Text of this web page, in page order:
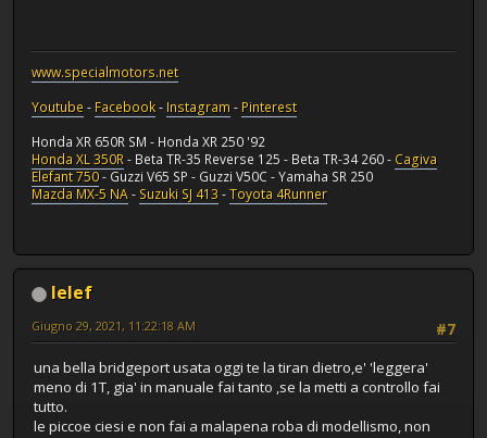
www.specialmotors.net
Youtube- Facebook- Instagram- Pinterest
Honda XR 650R SM - Honda XR 250 '92
Honda XL 350R- Beta TR-35 Reverse 125 - Beta TR-34 260 - Cagiva
Elefant 750- Guzzi V65 SP - Guzzi V50C - Yamaha SR 250
Mazda MX-5 NA- Suzuki SJ 413-Toyota 4Runner
lelef
#7
Giugno 29, 2021, 11:22:18 AM
una bella bridgeport usata oggi te la tiran dietro,e' 'leggera'
meno di 1T, gia' in manuale fai tanto ,se la metti a controllo fai
tutto.
le piccoe ciesi e non fai a malapena roba di modellismo, non